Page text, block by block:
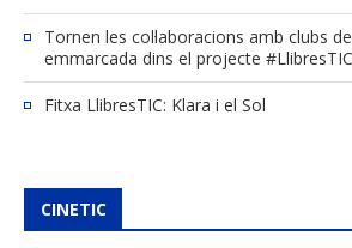
Tornen les col·laboracions amb clubs
emmarcada dins el projecte #LlibresTIC
Fitxa LlibresTIC: Klara i el Sol
CINETIC